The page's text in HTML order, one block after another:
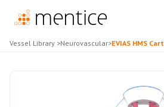
Vessel Library >Neurovascular>EVIAS HMS